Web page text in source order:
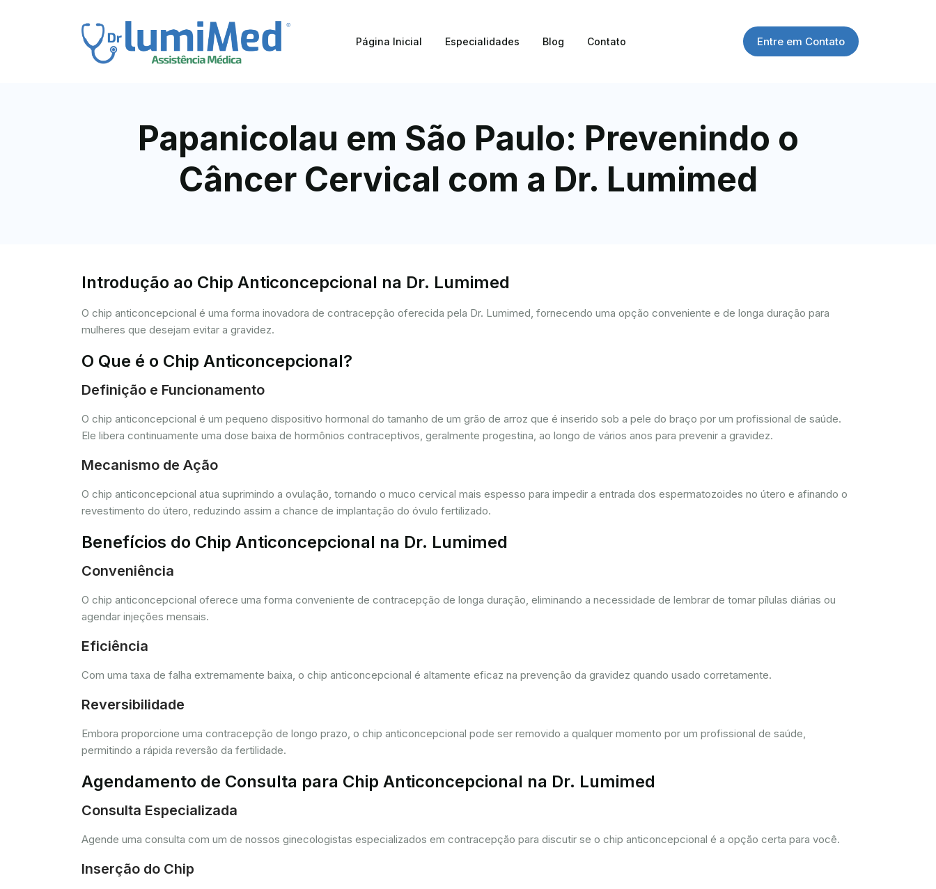
Página Inicial Especialidades Blog Contato Entre em Contato
Papanicolau em São Paulo: Prevenindo o
Câncer Cervical com a Dr. Lumimed
Introdução ao Chip Anticoncepcional na Dr. Lumimed
O chip anticoncepcional é uma forma inovadora de contracepção oferecida pela Dr. Lumimed, fornecendo uma opção conveniente e de longa duração para
mulheres que desejam evitar a gravidez.
O Que é o Chip Anticoncepcional?
Definição e Funcionamento
O chip anticoncepcional é um pequeno dispositivo hormonal do tamanho de um grão de arroz que é inserido sob a pele do braço por um profissional de saúde.
Ele libera continuamente uma dose baixa de hormônios contraceptivos, geralmente progestina, ao longo de vários anos para prevenir a gravidez.
Mecanismo de Ação
O chip anticoncepcional atua suprimindo a ovulação, tornando o muco cervical mais espesso para impedir a entrada dos espermatozoides no útero e afinando o
revestimento do útero, reduzindo assim a chance de implantação do óvulo fertilizado.
Benefícios do Chip Anticoncepcional na Dr. Lumimed
Conveniência
O chip anticoncepcional oferece uma forma conveniente de contracepção de longa duração, eliminando a necessidade de lembrar de tomar pílulas diárias ou
agendar injeções mensais.
Eficiência
Com uma taxa de falha extremamente baixa, o chip anticoncepcional é altamente eficaz na prevenção da gravidez quando usado corretamente.
Reversibilidade
Embora proporcione uma contracepção de longo prazo, o chip anticoncepcional pode ser removido a qualquer momento por um profissional de saúde,
permitindo a rápida reversão da fertilidade.
Agendamento de Consulta para Chip Anticoncepcional na Dr. Lumimed
Consulta Especializada
Agende uma consulta com um de nossos ginecologistas especializados em contracepção para discutir se o chip anticoncepcional é a opção certa para você.
Inserção do Chip